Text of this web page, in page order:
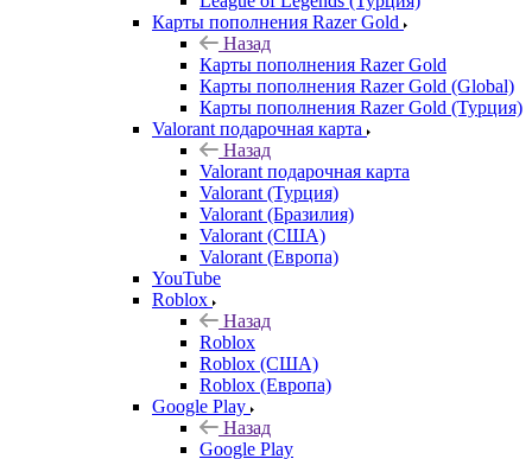
Карты пополнения Razer Gold
Назад
Карты пополнения Razer Gold
Карты пополнения Razer Gold (Global)
Карты пополнения Razer Gold (Турция)
Valorant подарочная карта
Назад
Valorant подарочная карта
Valorant (Турция)
Valorant (Бразилия)
Valorant (США)
Valorant (Европа)
YouTube
Roblox
Назад
Roblox
Roblox (США)
Roblox (Европа)
Google Play
Назад
Google Play